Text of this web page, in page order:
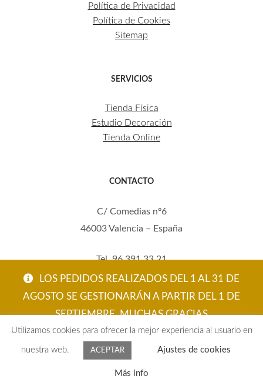
LOS PEDIDOS REALIZADOS DEL 1 AL 31 DE
AGOSTO SE GESTIONARÁN A PARTIR DEL 1 DE
SEPTIEMBRE. MUCHAS GRACIAS
ACEPTAR
Política de Privacidad
Política de Cookies
Sitemap
SERVICIOS
Tienda Física
Estudio Decoración
Tienda Online
CONTACTO
C/ Comedias nº6
46003 Valencia – España
Tel. 96 391 33 21
Mov. 620 123 461
carola@eltallerdecarola.com
Utilizamos cookies para ofrecer la mejor experiencia al usuario en
nuestra web. ACEPTAR Ajustes de cookies
Más info